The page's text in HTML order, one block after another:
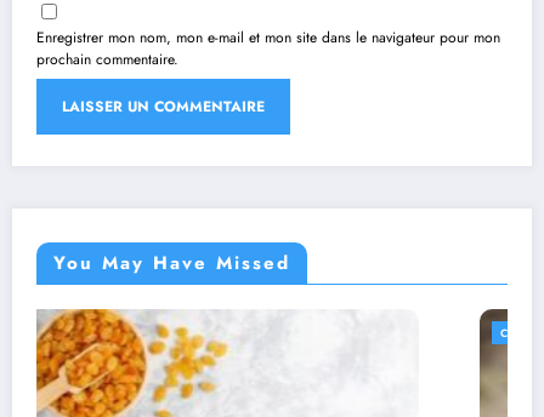
Enregistrer mon nom, mon e-mail et mon site dans le navigateur pour mon
prochain commentaire.
You May Have Missed
CUISINE